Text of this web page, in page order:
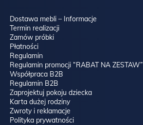
Dostawa mebli – Informacje
Termin realizacji
Zamów próbki
Płatności
Regulamin
Regulamin promocji “RABAT NA ZESTAW”
Współpraca B2B
Regulamin B2B
Zaprojektuj pokoju dziecka
Karta dużej rodziny
Zwroty i reklamacje
Polityka prywatności